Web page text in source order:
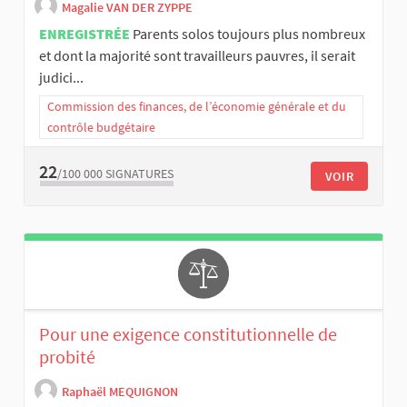
Magalie VAN DER ZYPPE
ENREGISTRÉE Parents solos toujours plus nombreux
et dont la majorité sont travailleurs pauvres, il serait
judici...
Commission des finances, de l’économie générale et du
contrôle budgétaire
22/100 000 SIGNATURES VOIR
Pour une exigence constitutionnelle de
probité
Raphaël MEQUIGNON